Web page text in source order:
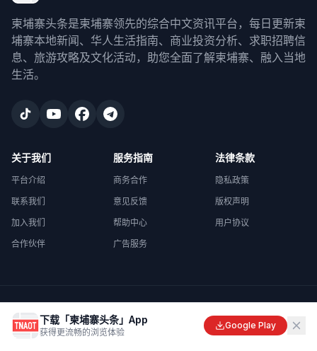
柬埔寨头条是柬埔寨领先的综合中文资讯平台，每日更新柬
埔寨本地新闻、华人生活指南、商业投资分析、求职招聘信
息、旅游攻略及文化活动，助您全面了解柬埔寨、融入当地
生活。
关于我们
平台介绍
联系我们
加入我们
合作伙伴
服务指南
商务合作
意见反馈
帮助中心
广告服务
法律条款
隐私政策
版权声明
用户协议
Made with
in Cambodia
下载「柬埔寨头条」App
获得更流畅的浏览体验
Google Play